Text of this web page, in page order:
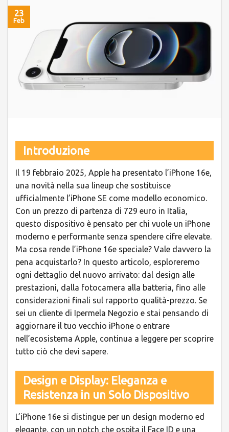
23
Feb
Introduzione
Il 19 febbraio 2025, Apple ha presentato l’iPhone 16e,
una novità nella sua lineup che sostituisce
ufficialmente l’iPhone SE come modello economico.
Con un prezzo di partenza di 729 euro in Italia,
questo dispositivo è pensato per chi vuole un iPhone
moderno e performante senza spendere cifre elevate.
Ma cosa rende l’iPhone 16e speciale? Vale davvero la
pena acquistarlo? In questo articolo, esploreremo
ogni dettaglio del nuovo arrivato: dal design alle
prestazioni, dalla fotocamera alla batteria, fino alle
considerazioni finali sul rapporto qualità-prezzo. Se
sei un cliente di Ipermela Negozio e stai pensando di
aggiornare il tuo vecchio iPhone o entrare
nell’ecosistema Apple, continua a leggere per scoprire
tutto ciò che devi sapere.
Design e Display: Eleganza e
Resistenza in un Solo Dispositivo
L’iPhone 16e si distingue per un design moderno ed
elegante, con un notch che ospita il Face ID e una